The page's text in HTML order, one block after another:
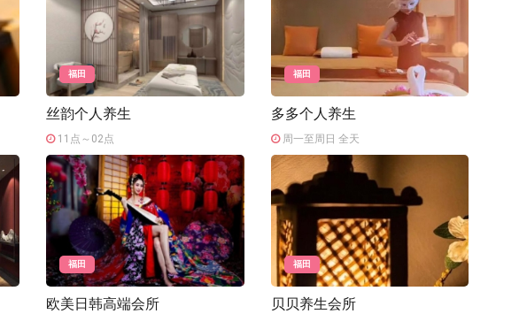
福田
丝韵个人养生
11点～02点
福田
多多个人养生
周一至周日 全天
福田
欧美日韩高端会所
福田
贝贝养生会所